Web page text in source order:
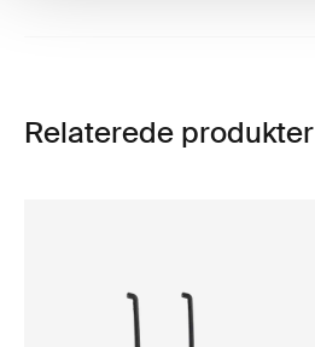
Relaterede produkter